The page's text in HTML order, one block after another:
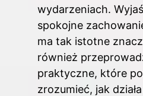
wydarzeniach.
spokojne
ma tak istotne
również
praktyczne, które
zrozumieć, jak